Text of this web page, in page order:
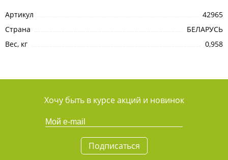
Артикул
42965
Страна
БЕЛАРУСЬ
Вес, кг
0,958
Хочу быть в курсе акций и новинок
Подписаться